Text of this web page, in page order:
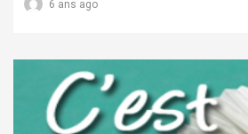
6 ans ago